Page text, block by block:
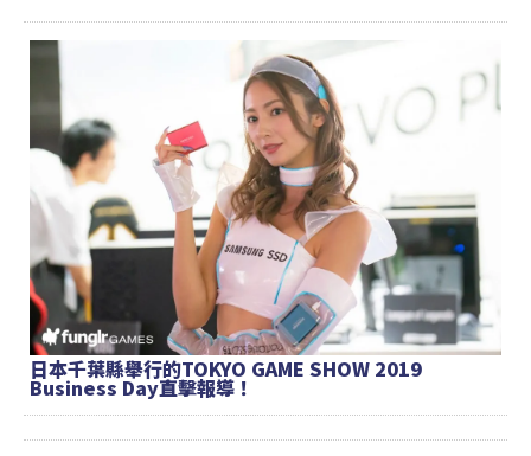
日本千葉縣舉行的TOKYO GAME SHOW 2019
Business Day直擊報導！